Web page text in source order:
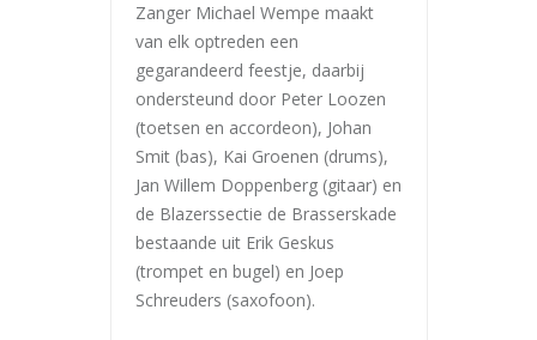
Zanger Michael Wempe maakt
van elk optreden een
gegarandeerd feestje, daarbij
ondersteund door Peter Loozen
(toetsen en accordeon), Johan
Smit (bas), Kai Groenen (drums),
Jan Willem Doppenberg (gitaar) en
de Blazerssectie de Brasserskade
bestaande uit Erik Geskus
(trompet en bugel) en Joep
Schreuders (saxofoon).